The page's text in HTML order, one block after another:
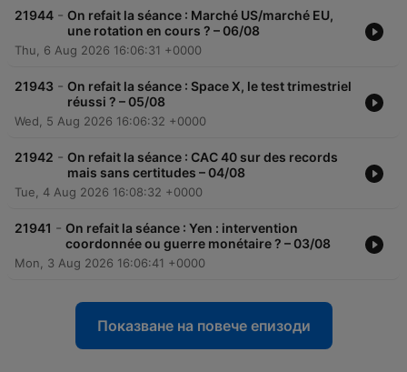
21944 - On refait la séance : Marché US/marché EU,
une rotation en cours ? – 06/08
Thu, 6 Aug 2026 16:06:31 +0000
21943 - On refait la séance : Space X, le test trimestriel
réussi ? – 05/08
Wed, 5 Aug 2026 16:06:32 +0000
21942 - On refait la séance : CAC 40 sur des records
mais sans certitudes – 04/08
Tue, 4 Aug 2026 16:08:32 +0000
21941 - On refait la séance : Yen : intervention
coordonnée ou guerre monétaire ? – 03/08
Mon, 3 Aug 2026 16:06:41 +0000
Показване на повече епизоди